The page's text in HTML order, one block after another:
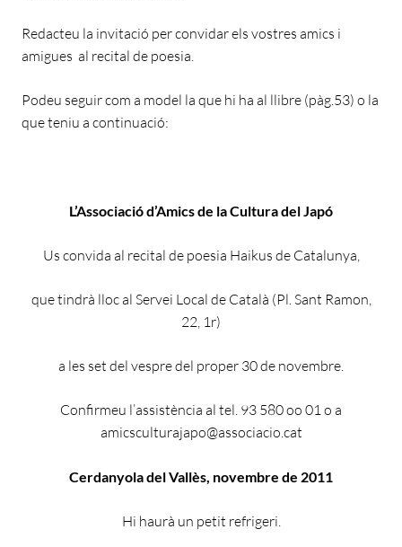
Redacteu la invitació per convidar els vostres amics i
amigues al recital de poesia.
Podeu seguir com a model la que hi ha al llibre (pàg.53) o la
que teniu a continuació:
L’Associació d’Amics de la Cultura del Japó
Us convida al recital de poesia Haikus de Catalunya,
que tindrà lloc al Servei Local de Català (Pl. Sant Ramon,
22, 1r)
a les set del vespre del proper 30 de novembre.
Confirmeu l’assistència al tel. 93 580 oo 01 o a
amicsculturajapo@associacio.cat
Cerdanyola del Vallès, novembre de 2011
Hi haurà un petit refrigeri.